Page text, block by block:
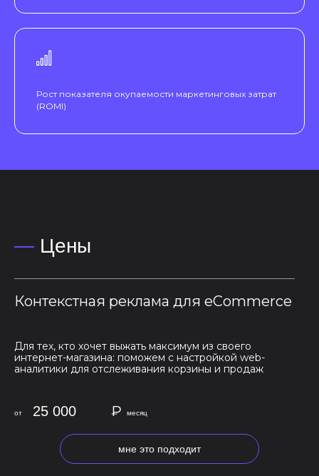
Рост показателя окупаемости маркетинговых затрат
(ROMI)
— Цены
Контекстная реклама для eCommerce
Для тех, кто хочет выжать максимум из своего
интернет-магазина: поможем с настройкой web-
аналитики для отслеживания корзины и продаж
₽
25 000
от
мне это подходит
месяц